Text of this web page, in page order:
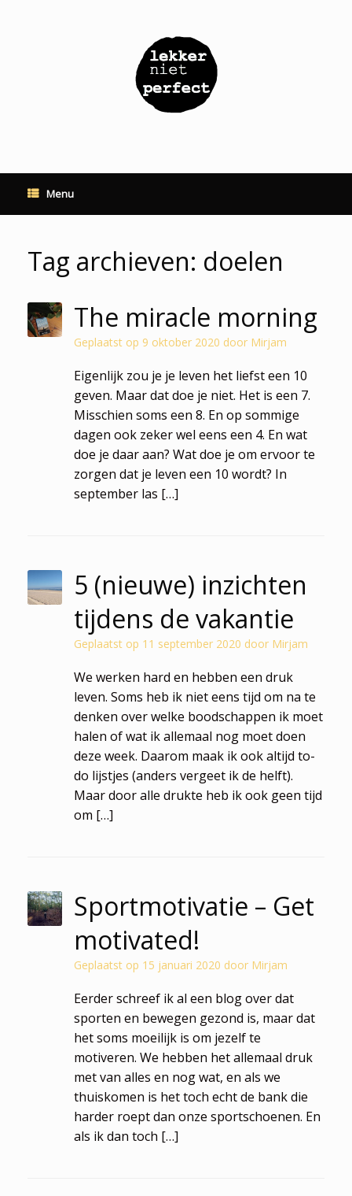
Menu
Tag archieven: doelen
The miracle morning
Geplaatst op 9 oktober 2020 door Mirjam
Eigenlijk zou je je leven het liefst een 10
geven. Maar dat doe je niet. Het is een 7.
Misschien soms een 8. En op sommige
dagen ook zeker wel eens een 4. En wat
doe je daar aan? Wat doe je om ervoor te
zorgen dat je leven een 10 wordt? In
september las […]
5 (nieuwe) inzichten
tijdens de vakantie
Geplaatst op 11 september 2020 door Mirjam
We werken hard en hebben een druk
leven. Soms heb ik niet eens tijd om na te
denken over welke boodschappen ik moet
halen of wat ik allemaal nog moet doen
deze week. Daarom maak ik ook altijd to-
do lijstjes (anders vergeet ik de helft).
Maar door alle drukte heb ik ook geen tijd
om […]
Sportmotivatie – Get
motivated!
Geplaatst op 15 januari 2020 door Mirjam
Eerder schreef ik al een blog over dat
sporten en bewegen gezond is, maar dat
het soms moeilijk is om jezelf te
motiveren. We hebben het allemaal druk
met van alles en nog wat, en als we
thuiskomen is het toch echt de bank die
harder roept dan onze sportschoenen. En
als ik dan toch […]